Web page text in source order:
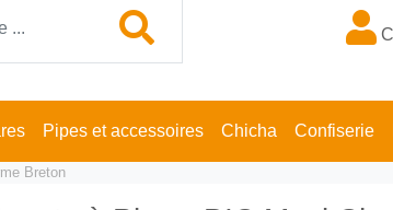
Pipes et accessoires Chicha Confiserie
Breton